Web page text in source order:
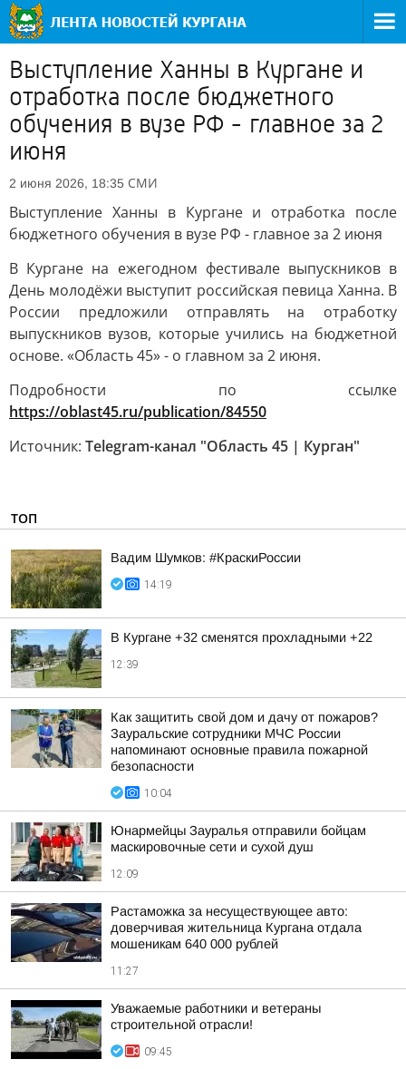
Выступление Ханны в Кургане и
отработка после бюджетного
обучения в вузе РФ - главное за 2
июня
2 июня 2026, 18:35 СМИ
Выступление Ханны в Кургане и отработка после
бюджетного обучения в вузе РФ - главное за 2 июня
В Кургане на ежегодном фестивале выпускников в
День молодёжи выступит российская певица Ханна. В
России предложили отправлять на отработку
выпускников вузов, которые учились на бюджетной
основе. «Область 45» - о главном за 2 июня.
Подробности по ссылке
https://oblast45.ru/publication/84550
Источник: Telegram-канал "Область 45 | Курган"
ТОП
Вадим Шумков: #КраскиРоссии
14:19
В Кургане +32 сменятся прохладными +22
12:39
Как защитить свой дом и дачу от пожаров?
Зауральские сотрудники МЧС России
напоминают основные правила пожарной
безопасности
10:04
Юнармейцы Зауралья отправили бойцам
маскировочные сети и сухой душ
12:09
Растаможка за несуществующее авто:
доверчивая жительница Кургана отдала
мошеникам 640 000 рублей
11:27
Уважаемые работники и ветераны
строительной отрасли!
09:45